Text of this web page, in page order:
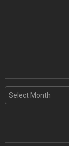
Archives